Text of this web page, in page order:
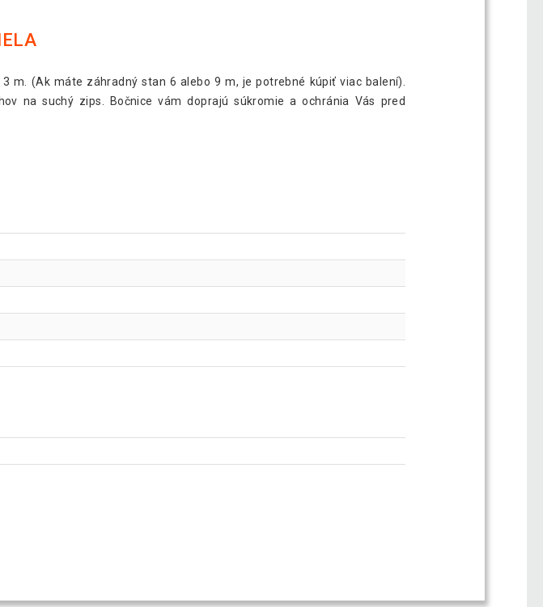
m. (Ak máte záhradný stan 6 alebo 9 m, je potrebné kúpiť viac balení).
na suchý zips. Bočnice vám doprajú súkromie a ochránia Vás pred